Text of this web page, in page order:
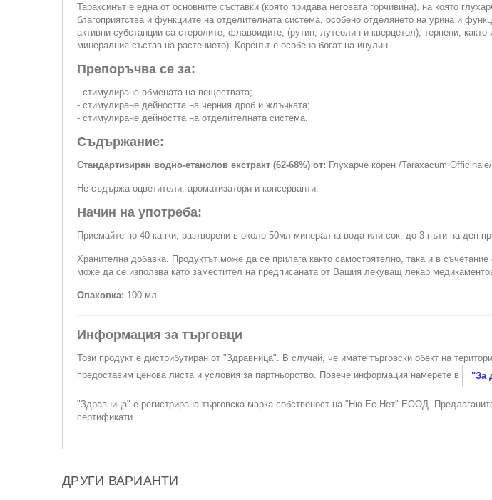
Тараксинът е една от основните съставки (която придава неговата горчивина), на която
благоприятства и функциите на отделителната система, особено отделянето на урина и
активни субстанции са стеролите, флавоидите, (рутин, лутеолин и кверцетол), терпени,
минералния състав на растението). Коренът е особено богат на инулин.
Препоръчва се за:
- стимулиране обмената на веществата;
- стимулиране дейността на черния дроб и жлъчката;
- стимулиране дейността на отделителната система.
Съдържание:
Стандартизиран водно-етанолов екстракт (62-68%) от: Глухарче корен /Taraxacum
Не съдържа оцветители, ароматизатори и консерванти.
Начин на употреба:
Приемайте по 40 капки, разтворени в около 50мл минерална вода или сок, до 3 пъти на ден
Хранителна добавка. Продуктът може да се прилага както самостоятелно, така и в
може да се използва като заместител на предписаната от Вашия лекуващ лекар
Опаковка: 100 мл.
Информация за търговци
Този продукт е дистрибутиран от "Здравница". В случай, че имате търговски обект на
предоставим ценова листа и условия за партньорство. Повече информация намерете в
"За
"Здравница" е регистрирана търговска марка собственост на "Ню Ес Нет" ЕООД.
сертификати.
ДРУГИ ВАРИАНТИ